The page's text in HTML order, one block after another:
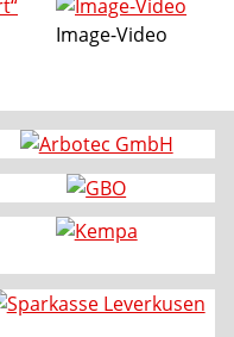
Image-Video